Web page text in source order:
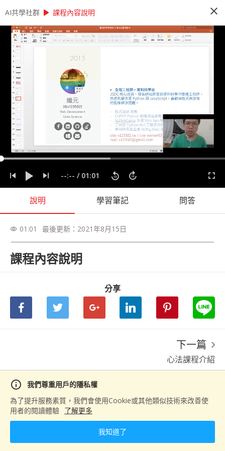
AI共學社群 play_arrow AI 先修班 - 資料科學家的 12 堂心法養成課
AI 先修班 - 資料科學家的 12 堂心法養成
課
這是一個資料的時代，人人好像都需要會一點運用
資料的能力。本課程將透過 12 + X 堂課程，內容
將會談到資料科學的發展脈絡以及一個資料專案起
承轉合，陪著你逐步建構全面的資料分析心法。
people_alt 人訂閱
label 分析思考 實務經驗
實際應用
心法
程式設計
資料專案
資料科學
課程內容(60) 問答 學習筆記 會員(14) 課程介
info
我們尊重用戶的隱私權
為了提升服務素質，我們會使用Cookie或其他類似技術來改善使
用者的閱讀體驗 了解更多
我知道了
AI共學社群 play_arrow 課程內容說明 close
--:-- / 01:01
說明 學習筆記 問答
visibility 01:01 最後更新： 2021年8月15日
課程內容說明
分享
下一篇
心法課程介紹